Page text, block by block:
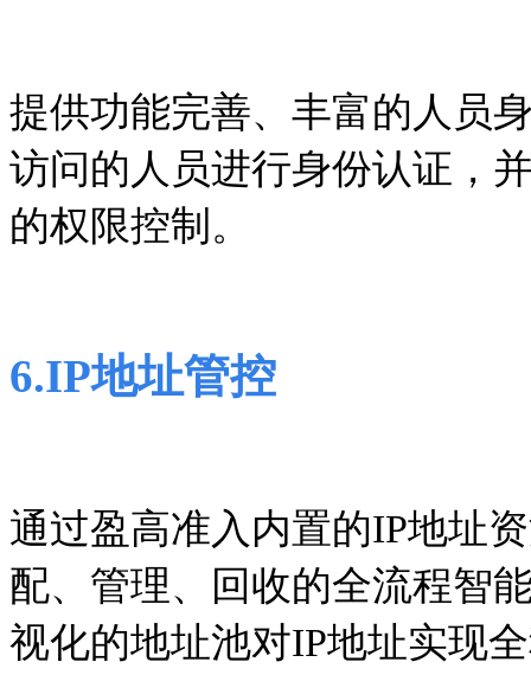
提供功能完善、丰富的人员
访问的人员进行身份认证，
的权限控制。
6.IP地址管控
通过盈高准入内置的IP地址
配、管理、回收的全流程智
视化的地址池对IP地址实现